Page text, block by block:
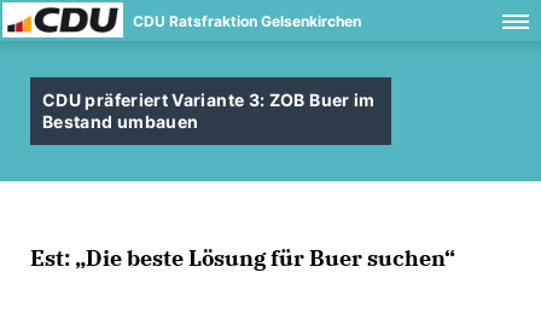
CDU Ratsfraktion Gelsenkirchen
CDU präferiert Variante 3: ZOB Buer im
Bestand umbauen
Est: „Die beste Lösung für Buer suchen“